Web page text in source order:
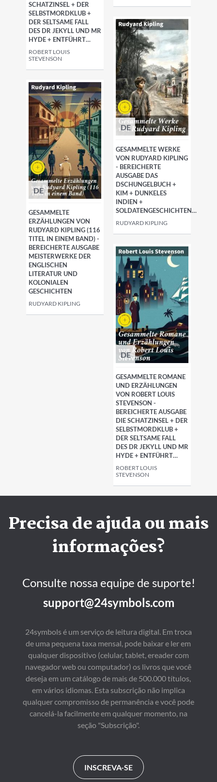
SCHATZINSEL + DER
SELBSTMORDKLUB +
DER SELTSAME FALL
DES DR JEKYLL UND MR
HYDE + ENTFÜHRT…
ROBERT LOUIS
STEVENSON
DE
GESAMMELTE WERKE
VON RUDYARD KIPLING
- BEREICHERTE
AUSGABE DAS
DSCHUNGELBUCH +
KIM + DUNKELES
INDIEN +
SOLDATENGESCHICHTEN…
RUDYARD KIPLING
DE
GESAMMELTE
ERZÄHLUNGEN VON
RUDYARD KIPLING (116
TITEL IN EINEM BAND) -
BEREICHERTE AUSGABE
MEISTERWERKE DER
ENGLISCHEN
LITERATUR UND
KOLONIALEN
GESCHICHTEN
RUDYARD KIPLING
DE
GESAMMELTE ROMANE
UND ERZÄHLUNGEN
VON ROBERT LOUIS
STEVENSON -
BEREICHERTE AUSGABE
DIE SCHATZINSEL + DER
SELBSTMORDKLUB +
DER SELTSAME FALL
DES DR JEKYLL UND MR
HYDE + ENTFÜHRT…
ROBERT LOUIS
STEVENSON
Precisa de ajuda ou mais
informações?
Consulte nossa equipe de suporte!
support@24symbols.com
24symbols é um serviço de leitura digital. Em troca
de uma pequena taxa mensal, pode baixar e ler em
qualquer dispositivo (celular, tablet, ereader com
navegador web ou computador) os livros que você
deseja em um catálogo de mais de 500.000 títulos,
em vários idiomas. Esta subscrição não implica
qualquer compromisso de permanência e você pode
cancelá-la facilmente em qualquer momento, na
seção "Subscrição".
INSCREVA-SE